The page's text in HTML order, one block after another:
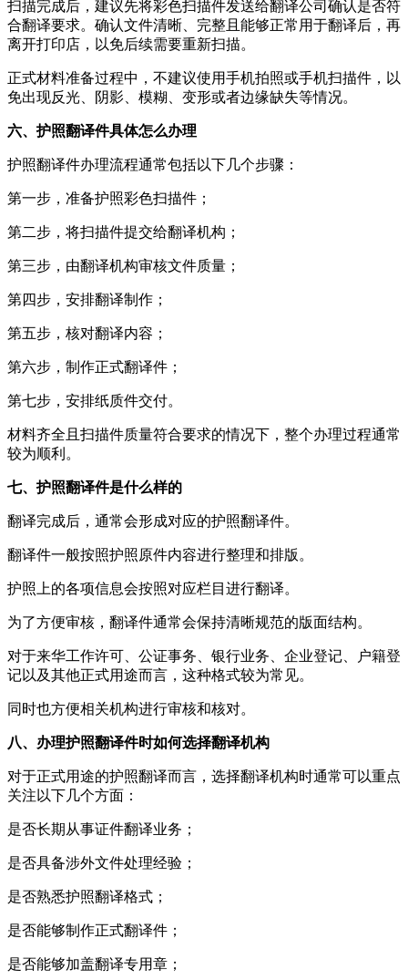
扫描完成后，建议先将彩色扫描件发送给翻译公司确认是否符
合翻译要求。确认文件清晰、完整且能够正常用于翻译后，再
离开打印店，以免后续需要重新扫描。
正式材料准备过程中，不建议使用手机拍照或手机扫描件，以
免出现反光、阴影、模糊、变形或者边缘缺失等情况。
六、护照翻译件具体怎么办理
护照翻译件办理流程通常包括以下几个步骤：
第一步，准备护照彩色扫描件；
第二步，将扫描件提交给翻译机构；
第三步，由翻译机构审核文件质量；
第四步，安排翻译制作；
第五步，核对翻译内容；
第六步，制作正式翻译件；
第七步，安排纸质件交付。
材料齐全且扫描件质量符合要求的情况下，整个办理过程通常
较为顺利。
七、护照翻译件是什么样的
翻译完成后，通常会形成对应的护照翻译件。
翻译件一般按照护照原件内容进行整理和排版。
护照上的各项信息会按照对应栏目进行翻译。
为了方便审核，翻译件通常会保持清晰规范的版面结构。
对于来华工作许可、公证事务、银行业务、企业登记、户籍登
记以及其他正式用途而言，这种格式较为常见。
同时也方便相关机构进行审核和核对。
八、办理护照翻译件时如何选择翻译机构
对于正式用途的护照翻译而言，选择翻译机构时通常可以重点
关注以下几个方面：
是否长期从事证件翻译业务；
是否具备涉外文件处理经验；
是否熟悉护照翻译格式；
是否能够制作正式翻译件；
是否能够加盖翻译专用章；